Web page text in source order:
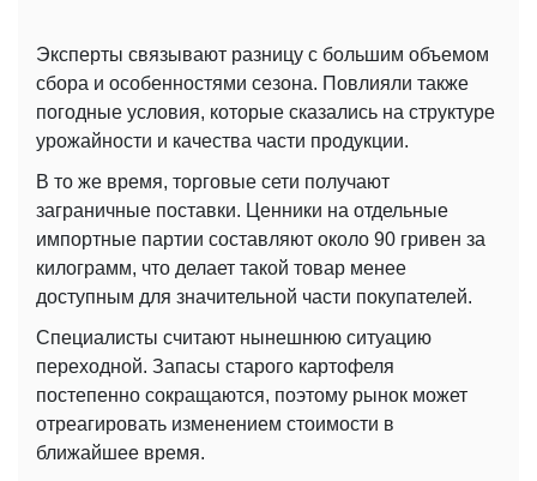
Эксперты связывают разницу с большим объемом
сбора и особенностями сезона. Повлияли также
погодные условия, которые сказались на структуре
урожайности и качества части продукции.
В то же время, торговые сети получают
заграничные поставки. Ценники на отдельные
импортные партии составляют около 90 гривен за
килограмм, что делает такой товар менее
доступным для значительной части покупателей.
Специалисты считают нынешнюю ситуацию
переходной. Запасы старого картофеля
постепенно сокращаются, поэтому рынок может
отреагировать изменением стоимости в
ближайшее время.